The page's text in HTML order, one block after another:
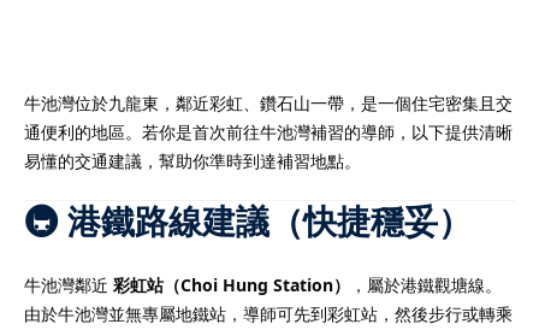
牛池灣位於九龍東，鄰近彩虹、鑽石山一帶，是一個住宅密集且交
通便利的地區。若你是首次前往牛池灣補習的導師，以下提供清晰
易懂的交通建議，幫助你準時到達補習地點。
🚇 港鐵路線建議（快捷穩妥）
牛池灣鄰近 彩虹站（Choi Hung Station）
，屬於港鐵觀塘線。
由於牛池灣並無專屬地鐵站，導師可先到彩虹站，然後步行或轉乘